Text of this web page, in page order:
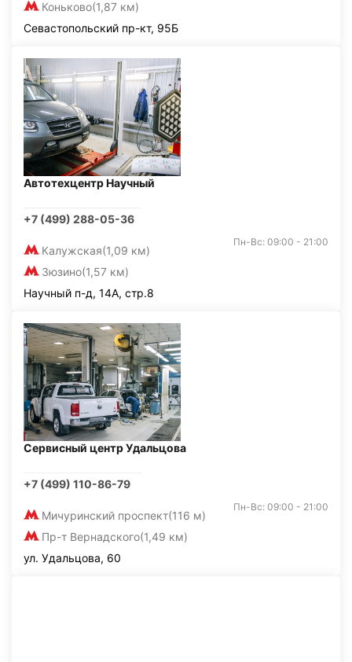
Коньково(1,87 км)
Севастопольский пр-кт, 95Б
Автотехцентр Научный
+7 (499) 288-05-36
Калужская(1,09 км)
Зюзино(1,57 км)
Пн-Вс: 09:00 - 21:00
Научный п-д, 14А, стр.8
Сервисный центр Удальцова
+7 (499) 110-86-79
Мичуринский проспект(116 м)
Пр-т Вернадского(1,49 км)
Пн-Вс: 09:00 - 21:00
ул. Удальцова, 60